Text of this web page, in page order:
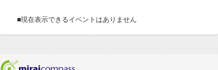
■現在表示できるイベントはありません